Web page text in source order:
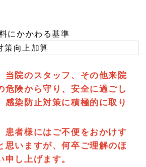
にかかわる基準
策向上加算
当院のスタッフ、その他来院
危険から守り、安全に過ごし
感染防止対策に積極的に取り
患者様にはご不便をおかけす
思いますが、何卒ご理解のほ
申し上げます。